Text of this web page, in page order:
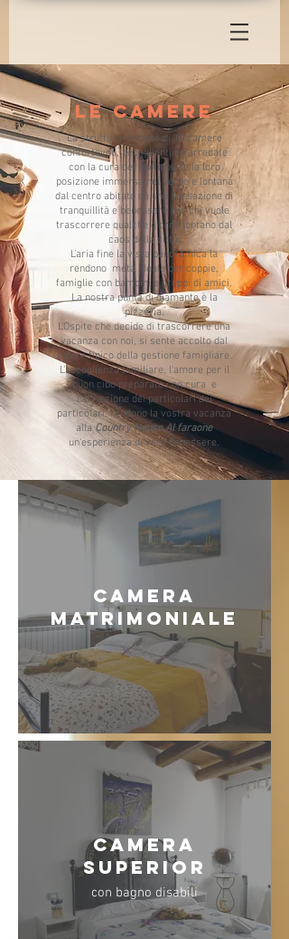
Le camere
La struttura dispone di 10 camere
confortevoli, accoglienti ed arredate
con la cura del particolare la loro
posizione immersa nel verde e lontana
dal centro abitato dà una sensazione di
tranquillità e benessere per chi vuole
trascorrere qualche giorno lontano dal
caos della città.
L’aria fine la vista panoramica la
rendono meta ideale per coppie,
famiglie con bambini e gruppi di amici.
La nostra punta di diamante è la
pizzeria.
L'Ospite che decide di trascorrere una
vacanza con noi, si sente accolto dal
calore tipico della gestione famigliare.
L’accoglienza familiare, l'amore per il
buon cibo preparato con cura e
l’attenzione dei particolari dei
particolari, rendono la vostra vacanza
alla Country House Al faraone
un'esperienza di vero benessere.
CAMERA
MATRIMONIALE
CAMERA
SUPERIOR
con bagno disabili